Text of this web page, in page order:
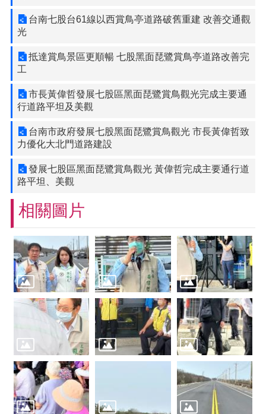
台南七股台61線以西賞鳥亭道路破舊重建 改善交通觀
光
抵達賞鳥景區更順暢 七股黑面琵鷺賞鳥亭道路改善完
工
市長黃偉哲發展七股區黑面琵鷺賞鳥觀光完成主要通
行道路平坦及美觀
台南市政府發展七股黑面琵鷺賞鳥觀光 市長黃偉哲致
力優化大北門道路建設
發展七股區黑面琵鷺賞鳥觀光 黃偉哲完成主要通行道
路平坦、美觀
相關圖片